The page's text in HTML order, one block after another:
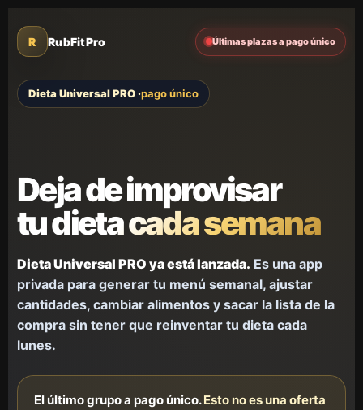
R RubFitPro Últimas plazas a pago único
Dieta Universal PRO ·pago único
Deja de improvisar
tu dieta cada semana
Dieta Universal PRO ya está lanzada. Es una app
privada para generar tu menú semanal, ajustar
cantidades, cambiar alimentos y sacar la lista de la
compra sin tener que reinventar tu dieta cada
lunes.
El último grupo a pago único.Esto no es una oferta